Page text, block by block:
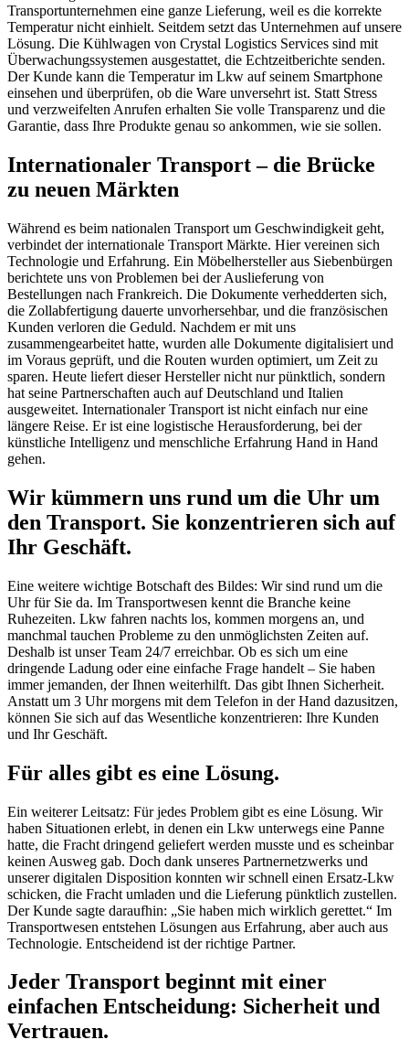
Transportunternehmen eine ganze Lieferung, weil es die korrekte
Temperatur nicht einhielt. Seitdem setzt das Unternehmen auf unsere
Lösung. Die Kühlwagen von Crystal Logistics Services sind mit
Überwachungssystemen ausgestattet, die Echtzeitberichte senden.
Der Kunde kann die Temperatur im Lkw auf seinem Smartphone
einsehen und überprüfen, ob die Ware unversehrt ist. Statt Stress
und verzweifelten Anrufen erhalten Sie volle Transparenz und die
Garantie, dass Ihre Produkte genau so ankommen, wie sie sollen.
Internationaler Transport – die Brücke
zu neuen Märkten
Während es beim nationalen Transport um Geschwindigkeit geht,
verbindet der internationale Transport Märkte. Hier vereinen sich
Technologie und Erfahrung. Ein Möbelhersteller aus Siebenbürgen
berichtete uns von Problemen bei der Auslieferung von
Bestellungen nach Frankreich. Die Dokumente verhedderten sich,
die Zollabfertigung dauerte unvorhersehbar, und die französischen
Kunden verloren die Geduld. Nachdem er mit uns
zusammengearbeitet hatte, wurden alle Dokumente digitalisiert und
im Voraus geprüft, und die Routen wurden optimiert, um Zeit zu
sparen. Heute liefert dieser Hersteller nicht nur pünktlich, sondern
hat seine Partnerschaften auch auf Deutschland und Italien
ausgeweitet. Internationaler Transport ist nicht einfach nur eine
längere Reise. Er ist eine logistische Herausforderung, bei der
künstliche Intelligenz und menschliche Erfahrung Hand in Hand
gehen.
Wir kümmern uns rund um die Uhr um
den Transport. Sie konzentrieren sich auf
Ihr Geschäft.
Eine weitere wichtige Botschaft des Bildes: Wir sind rund um die
Uhr für Sie da. Im Transportwesen kennt die Branche keine
Ruhezeiten. Lkw fahren nachts los, kommen morgens an, und
manchmal tauchen Probleme zu den unmöglichsten Zeiten auf.
Deshalb ist unser Team 24/7 erreichbar. Ob es sich um eine
dringende Ladung oder eine einfache Frage handelt – Sie haben
immer jemanden, der Ihnen weiterhilft. Das gibt Ihnen Sicherheit.
Anstatt um 3 Uhr morgens mit dem Telefon in der Hand dazusitzen,
können Sie sich auf das Wesentliche konzentrieren: Ihre Kunden
und Ihr Geschäft.
Für alles gibt es eine Lösung.
Ein weiterer Leitsatz: Für jedes Problem gibt es eine Lösung. Wir
haben Situationen erlebt, in denen ein Lkw unterwegs eine Panne
hatte, die Fracht dringend geliefert werden musste und es scheinbar
keinen Ausweg gab. Doch dank unseres Partnernetzwerks und
unserer digitalen Disposition konnten wir schnell einen Ersatz-Lkw
schicken, die Fracht umladen und die Lieferung pünktlich zustellen.
Der Kunde sagte daraufhin: „Sie haben mich wirklich gerettet.“ Im
Transportwesen entstehen Lösungen aus Erfahrung, aber auch aus
Technologie. Entscheidend ist der richtige Partner.
Jeder Transport beginnt mit einer
einfachen Entscheidung: Sicherheit und
Vertrauen.